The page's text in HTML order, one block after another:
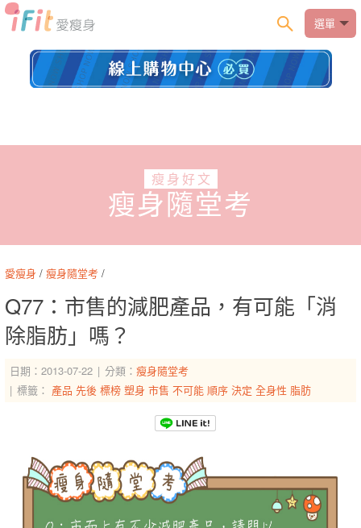
選單
瘦身好文
瘦身隨堂考
愛瘦身 / 瘦身隨堂考 /
Q77：市售的減肥產品，有可能「消
除脂肪」嗎？
日期：2013-07-22 分類： 瘦身隨堂考
標籤： 產品 先後 標榜 塑身 市售 不可能 順序 決定 全身性 脂肪